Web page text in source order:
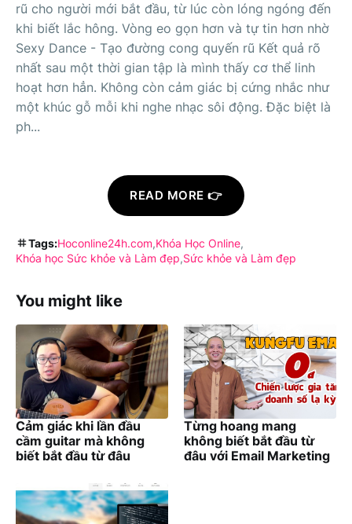
rũ cho người mới bắt đầu, từ lúc còn lóng ngóng đến
khi biết lắc hông. Vòng eo gọn hơn và tự tin hơn nhờ
Sexy Dance - Tạo đường cong quyến rũ Kết quả rõ
nhất sau một thời gian tập là mình thấy cơ thể linh
hoạt hơn hẳn. Không còn cảm giác bị cứng nhắc như
một khúc gỗ mỗi khi nghe nhạc sôi động. Đặc biệt là
ph...
READ MORE 👉
Tags:Hoconline24h.com Khóa Học Online
Khóa học Sức khỏe và Làm đẹp Sức khỏe và Làm đẹp
You might like
Cảm giác khi lần đầu
cầm guitar mà không
biết bắt đầu từ đâu
Từng hoang mang
không biết bắt đầu từ
đâu với Email Marketing